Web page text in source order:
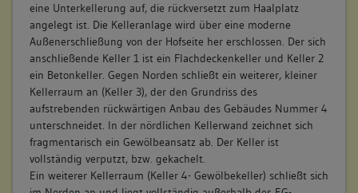
eine Unterkellerung auf, die rückversetzt zum Haalplatz
angelegt ist. Die Kelleranlage wird über eine moderne
Außenerschließung von der Hofseite her erschlossen. Der sich
anschließende Keller 1 ist ein Flachdeckenkeller und Keller 2
ein Betonkeller. Gegen Norden schließt ein weiterer, kleiner
Kellerraum an (Keller 3), der den Grundriss des
aufstrebenden rückwärtigen Anbau des Gebäudes Nummer 4
unterschneidet. In der nördlichen Kellerwand zeichnet sich
fragmentarisch ein Gewölbeansatz ab. Der Keller ist
vollständig verputzt, bzw. gekachelt.
Ein weiterer Kellerraum (Keller 4- Gewölbekeller) schließt sich